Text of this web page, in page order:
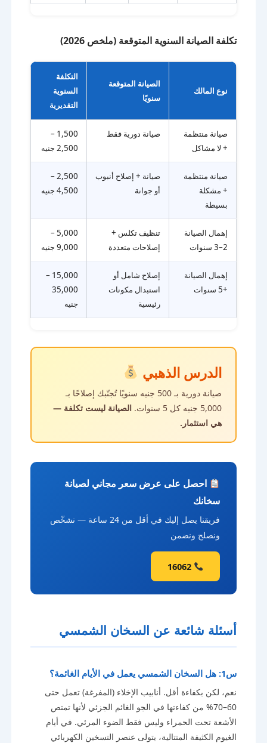
تكلفة الصيانة السنوية المتوقعة (ملخص 2026)
نوع المالك
الصيانة المتوقعة
سنويًا
التكلفة
السنوية
التقديرية
صيانة منتظمة
+ لا مشاكل
صيانة دورية فقط
1,500 –
2,500 جنيه
صيانة منتظمة
+ مشكلة
بسيطة
صيانة + إصلاح أنبوب
أو جوانة
2,500 –
4,500 جنيه
إهمال الصيانة
2–3 سنوات
تنظيف تكلس +
إصلاحات متعددة
5,000 –
9,000 جنيه
إهمال الصيانة
+5 سنوات
إصلاح شامل أو
استبدال مكونات
رئيسية
15,000 –
35,000
جنيه
الدرس الذهبي
صيانة دورية بـ 500 جنيه سنويًا تُجنّبك إصلاحًا بـ
5,000 جنيه كل 5 سنوات.
الصيانة ليست تكلفة —
هي استثمار.
احصل على عرض سعر مجاني لصيانة
سخانك
فريقنا يصل إليك في أقل من 24 ساعة — نشخّص
ونصلح ونضمن
16062
أسئلة شائعة عن السخان الشمسي
س1: هل السخان الشمسي يعمل في الأيام الغائمة؟
نعم، لكن بكفاءة أقل. أنابيب الإخلاء (المفرغة) تعمل حتى
60–70% من كفاءتها في الجو الغائم الجزئي لأنها تمتص
الأشعة تحت الحمراء وليس فقط الضوء المرئي. في أيام
الغيوم الكثيفة المتتالية، يتولى عنصر التسخين الكهربائي